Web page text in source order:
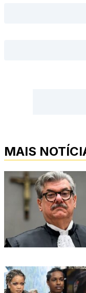
MAIS